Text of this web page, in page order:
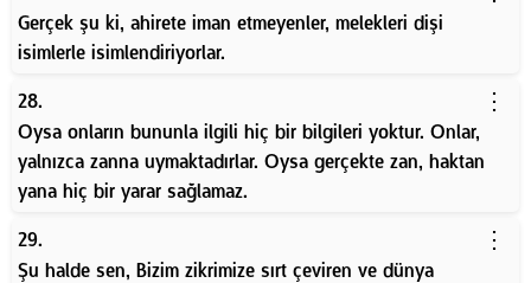
Gerçek şu ki, ahirete iman etmeyenler, melekleri dişi
isimlerle isimlendiriyorlar.
28. ⋮
Oysa onların bununla ilgili hiç bir bilgileri yoktur. Onlar,
yalnızca zanna uymaktadırlar. Oysa gerçekte zan, haktan
yana hiç bir yarar sağlamaz.
29. ⋮
Şu halde sen, Bizim zikrimize sırt çeviren ve dünya